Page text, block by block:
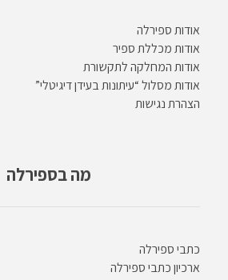
אודות ספירלה
אודות מכללת ספיר
אודות המחלקה לתקשורת
אודות מסלול “עיתונות בעידן דיגיטלי”
הצהרת נגישות
מה בספירלה
כתבי ספירלה
ארכיון כתבי ספירלה